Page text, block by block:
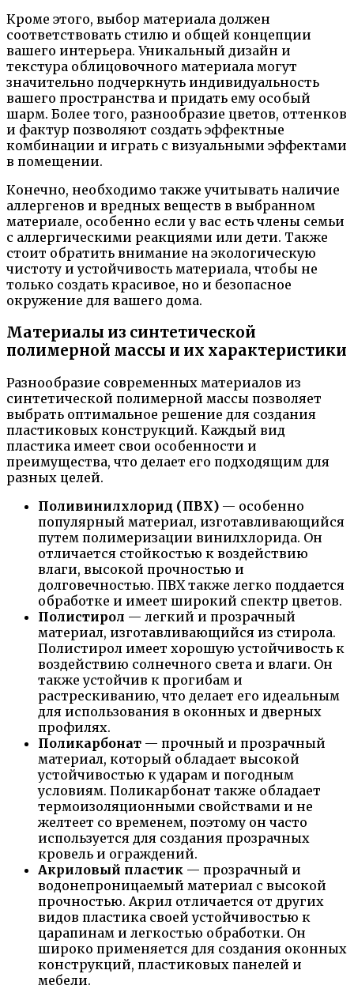
Кроме этого, выбор материала должен
соответствовать стилю и общей концепции
вашего интерьера. Уникальный дизайн и
текстура облицовочного материала могут
значительно подчеркнуть индивидуальность
вашего пространства и придать ему особый
шарм. Более того, разнообразие цветов, оттенков
и фактур позволяют создать эффектные
комбинации и играть с визуальными эффектами
в помещении.
Конечно, необходимо также учитывать наличие
аллергенов и вредных веществ в выбранном
материале, особенно если у вас есть члены семьи
с аллергическими реакциями или дети. Также
стоит обратить внимание на экологическую
чистоту и устойчивость материала, чтобы не
только создать красивое, но и безопасное
окружение для вашего дома.
Материалы из синтетической
полимерной массы и их характеристики
Разнообразие современных материалов из
синтетической полимерной массы позволяет
выбрать оптимальное решение для создания
пластиковых конструкций. Каждый вид
пластика имеет свои особенности и
преимущества, что делает его подходящим для
разных целей.
Поливинилхлорид (ПВХ) — особенно
популярный материал, изготавливающийся
путем полимеризации винилхлорида. Он
отличается стойкостью к воздействию
влаги, высокой прочностью и
долговечностью. ПВХ также легко поддается
обработке и имеет широкий спектр цветов.
Полистирол — легкий и прозрачный
материал, изготавливающийся из стирола.
Полистирол имеет хорошую устойчивость к
воздействию солнечного света и влаги. Он
также устойчив к прогибам и
растрескиванию, что делает его идеальным
для использования в оконных и дверных
профилях.
Поликарбонат — прочный и прозрачный
материал, который обладает высокой
устойчивостью к ударам и погодным
условиям. Поликарбонат также обладает
термоизоляционными свойствами и не
желтеет со временем, поэтому он часто
используется для создания прозрачных
кровель и ограждений.
Акриловый пластик — прозрачный и
водонепроницаемый материал с высокой
прочностью. Акрил отличается от других
видов пластика своей устойчивостью к
царапинам и легкостью обработки. Он
широко применяется для создания оконных
конструкций, пластиковых панелей и
мебели.